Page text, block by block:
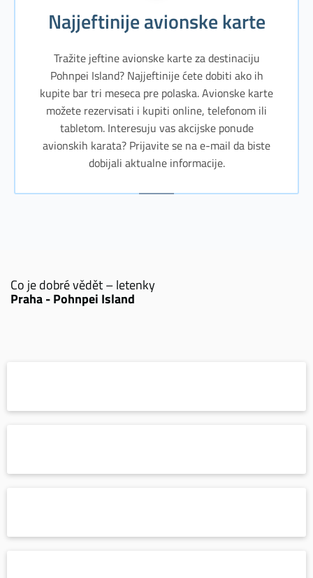
Najjeftinije avionske karte
Tražite jeftine avionske karte za destinaciju
Pohnpei Island? Najjeftinije ćete dobiti ako ih
kupite bar tri meseca pre polaska. Avionske karte
možete rezervisati i kupiti online, telefonom ili
tabletom. Interesuju vas akcijske ponude
avionskih karata? Prijavite se na e-mail da biste
dobijali aktualne informacije.
Co je dobré vědět – letenky
Praha - Pohnpei Island